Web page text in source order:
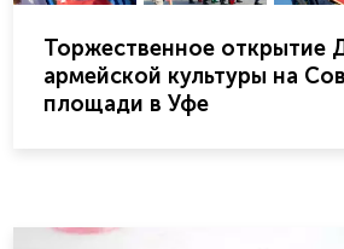
Торжественное открытие
армейской культуры на
площади в Уфе